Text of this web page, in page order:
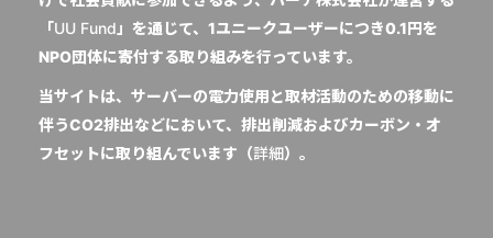
「UU Fund 」を通じて、1ユニークユーザーにつき0.1円を
NPO団体に寄付する取り組みを行っています。
当サイトは、サーバーの電力使用と取材活動のための移動に
伴うCO2排出などにおいて、排出削減およびカーボン・オ
フセットに取り組んでいます（詳細）。